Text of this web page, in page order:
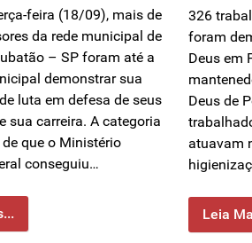
feira (18/09), mais de
da rede municipal de
– SP foram até a
demonstrar sua
luta em defesa de seus
sua carreira. A categoria
que o Ministério
conseguiu…
326
foram
Deus em
Deus de
atuavam
Leia